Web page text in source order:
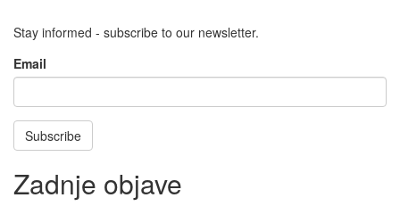
Stay informed - subscribe to our newsletter.
Email
Subscribe
Zadnje objave